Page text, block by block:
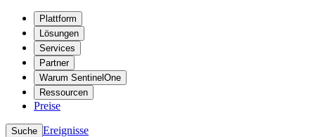
Plattform
Lösungen
Services
Partner
Warum SentinelOne
Ressourcen
Preise
Suche Ereignisse